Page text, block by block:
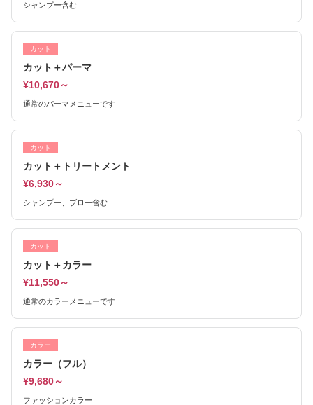
シャンプー含む
カット
カット＋パーマ
¥10,670～
通常のパーマメニューです
カット
カット＋トリートメント
¥6,930～
シャンプー、ブロー含む
カット
カット＋カラー
¥11,550～
通常のカラーメニューです
カラー
カラー（フル）
¥9,680～
ファッションカラー